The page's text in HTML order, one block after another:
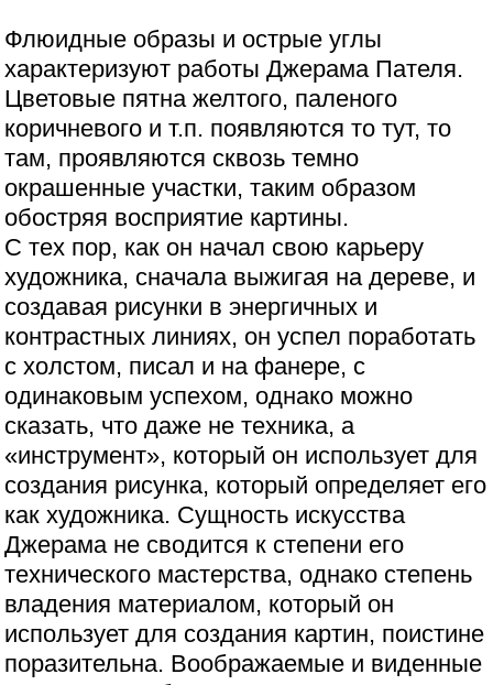
Флюидные образы и острые углы
характеризуют работы Джерама Пателя.
Цветовые пятна желтого, паленого
коричневого и т.п. появляются то тут, то
там, проявляются сквозь темно
окрашенные участки, таким образом
обостряя восприятие картины.
С тех пор, как он начал свою карьеру
художника, сначала выжигая на дереве, и
создавая рисунки в энергичных и
контрастных линиях, он успел поработать
с холстом, писал и на фанере, с
одинаковым успехом, однако можно
сказать, что даже не техника, а
«инструмент», который он использует для
создания рисунка, который определяет его
как художника. Сущность искусства
Джерама не сводится к степени его
технического мастерства, однако степень
владения материалом, который он
использует для создания картин, поистине
поразительна. Воображаемые и виденные